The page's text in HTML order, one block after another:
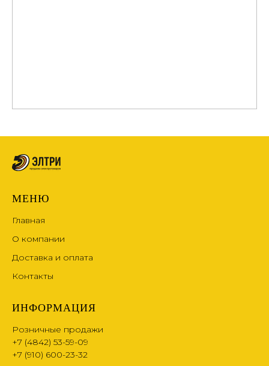
МЕНЮ
Главная
О компании
Доставка и оплата
Контакты
ИНФОРМАЦИЯ
Розничные продажи
+7 (4842) 53-59-09
+7 (910) 600-23-32